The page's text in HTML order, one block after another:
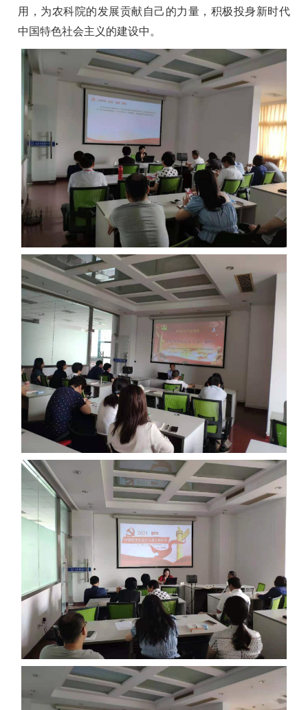
用，为农科院的发展贡献自己的力量，积极投身新时代
中国特色社会主义的建设中。